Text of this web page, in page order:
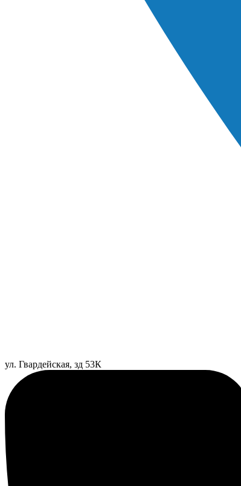
ул. Гвардейская, зд 53К